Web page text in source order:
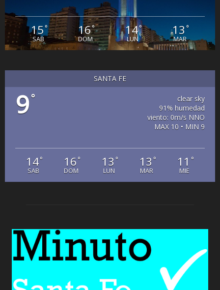
15°
SAB
16°
DOM
14°
LUN
13 °
MAR
SANTA FE
9°
clear sky
91% humedad
viento: 0m/s NNO
MAX 10 • MIN 9
14°
SAB
16°
DOM
13 °
LUN
13 °
MAR
11 °
MIE